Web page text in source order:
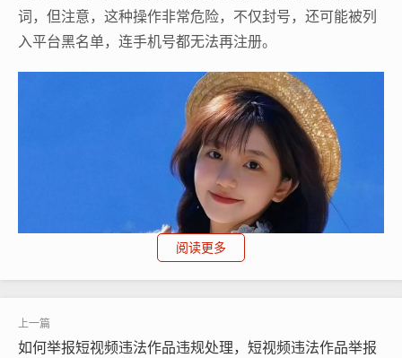
词，但注意，这种操作非常危险，不仅封号，还可能被列
入平台黑名单，连手机号都无法再注册。
阅读更多
如何举报短视频违法作品违规处理，短视频违法作品举报